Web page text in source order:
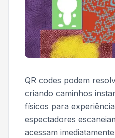
QR codes podem
criando caminhos
físicos para
espectadores
acessam